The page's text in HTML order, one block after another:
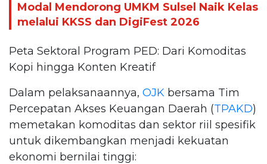
Modal Mendorong UMKM Sulsel Naik Kelas
melalui KKSS dan DigiFest 2026
Peta Sektoral Program PED: Dari Komoditas
Kopi hingga Konten Kreatif
Dalam pelaksanaannya, OJK bersama Tim
Percepatan Akses Keuangan Daerah (TPAKD)
memetakan komoditas dan sektor riil spesifik
untuk dikembangkan menjadi kekuatan
ekonomi bernilai tinggi: